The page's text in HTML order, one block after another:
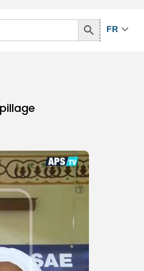
Search
Button
FR